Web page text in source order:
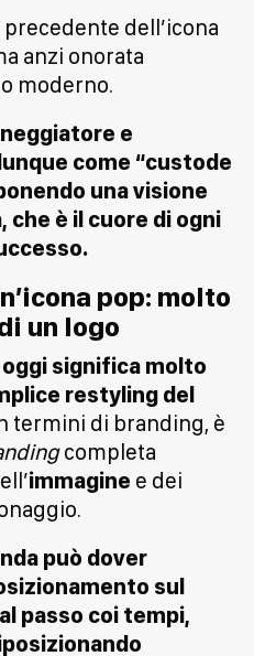
dell’icona
anzi onorata
moderno.
e
come “custode
una visione
è il cuore di ogni
pop: molto
un logo
significa molto
restyling del
termini di branding, è
completa
immagine e dei
può dover
sul
passo coi tempi,